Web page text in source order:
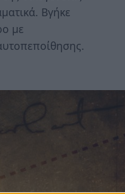
Βγήκε
με